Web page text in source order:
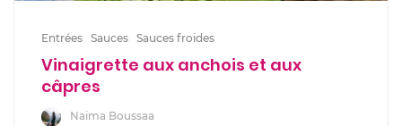
Entrées Sauces Sauces froides
Vinaigrette aux anchois et aux
câpres
Naima Boussaa